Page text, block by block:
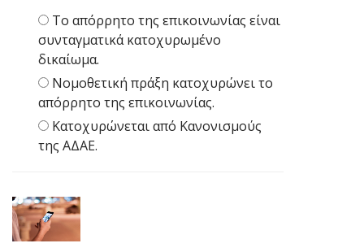
Tο απόρρητο της επικοινωνίας είναι
συνταγματικά κατοχυρωμένο
δικαίωμα.
Nομοθετική πράξη κατοχυρώνει το
απόρρητο της επικοινωνίας.
Kατοχυρώνεται από Κανονισμούς
της ΑΔΑΕ.